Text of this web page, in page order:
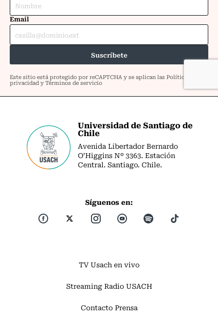
Universidad de Santiago de
Chile
Avenida Libertador Bernardo
O’Higgins Nº 3363. Estación
Central. Santiago. Chile.
Síguenos en:
TV Usach en vivo
Streaming Radio USACH
Contacto Prensa